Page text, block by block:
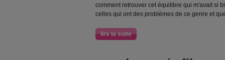
comment retrouver cet équilibre qui m'avait si
celles qui ont des problèmes de ce genre et
lire la suite